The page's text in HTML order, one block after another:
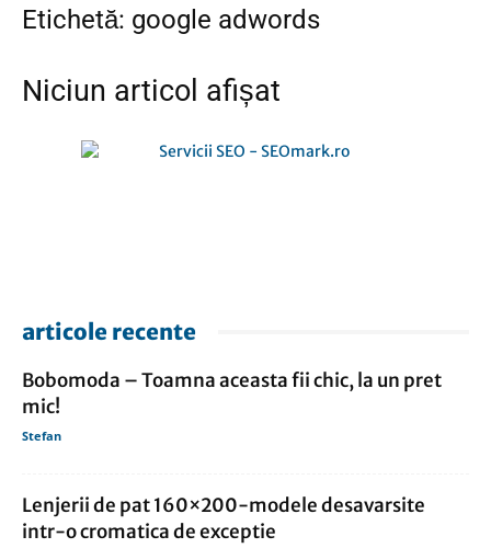
Etichetă: google adwords
Niciun articol afișat
articole recente
Bobomoda – Toamna aceasta fii chic, la un pret
mic!
Stefan
Lenjerii de pat 160×200-modele desavarsite
intr-o cromatica de exceptie